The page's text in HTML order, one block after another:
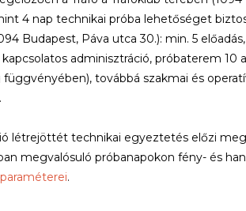
4 nap technikai próba lehetőséget
Budapest, Páva utca 30.): min. 5
adminisztráció, próbaterem 10
továbbá szakmai és
létrejöttét technikai egyeztetés előzi meg
megvalósuló próbanapokon fény- és
.